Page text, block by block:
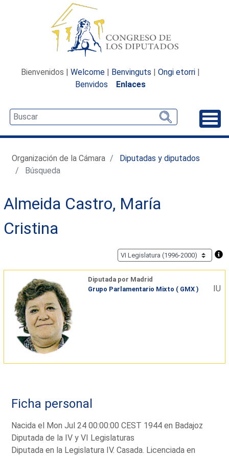
Bienvenidos | Welcome | Benvinguts | Ongi etorri |
Benvidos
Enlaces
Organización de la Cámara
Diputadas y diputados
Búsqueda
Almeida Castro, María
Cristina
Diputada por Madrid
Grupo Parlamentario Mixto ( GMX )
IU
Ficha personal
Nacida el Mon Jul 24 00:00:00 CEST 1944 en Badajoz
Diputada de la IV y VI Legislaturas
Diputada en la Legislatura IV. Casada. Licenciada en